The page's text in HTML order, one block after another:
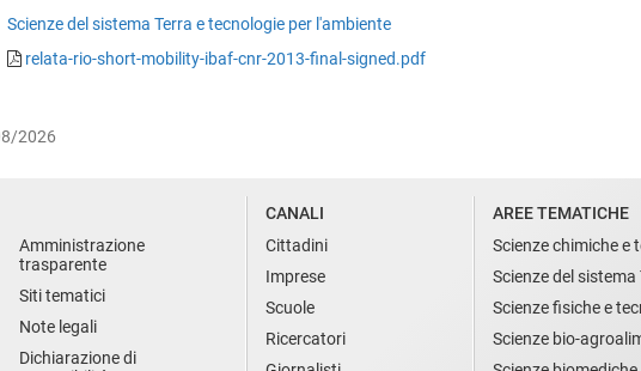
Scienze del sistema Terra e tecnologie per l'ambiente
relata-rio-short-mobility-ibaf-cnr-2013-final-signed.pdf
2026
Amministrazione
trasparente
Siti tematici
Note legali
Dichiarazione di
CANALI
Cittadini
Imprese
Scuole
Ricercatori
AREE TEMATICHE
Scienze chimiche e
Scienze del
Scienze fisiche e
Scienze bio-